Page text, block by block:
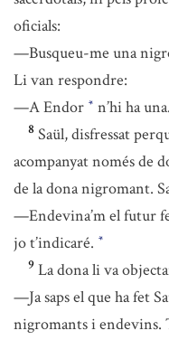
oficials:
—Busqueu-me una
Li van respondre:
—A Endor * n’hi ha una.
8 Saül, disfressat
acompanyat només de
de la dona nigromant.
—Endevina’m el futur
jo t’indicaré. *
9 La dona li va
—Ja saps el que ha fet
nigromants i endevins.